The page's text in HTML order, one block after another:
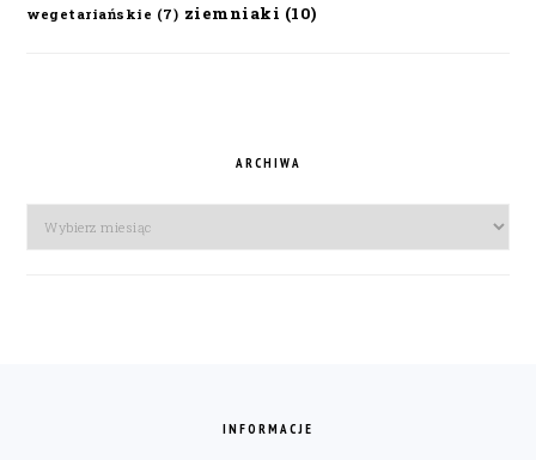
wegetariańskie (7) ziemniaki (10)
ARCHIWA
Archiwa
INFORMACJE